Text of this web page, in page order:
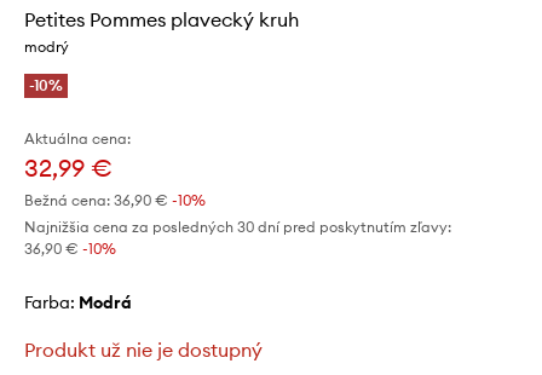
Petites Pommes plavecký kruh
modrý
-10%
Aktuálna cena:
32,99 €
Bežná cena: 36,90 € -10%
Najnižšia cena za posledných 30 dní pred poskytnutím zľavy:
36,90 € -10%
Farba: modrá
Produkt už nie je dostupný